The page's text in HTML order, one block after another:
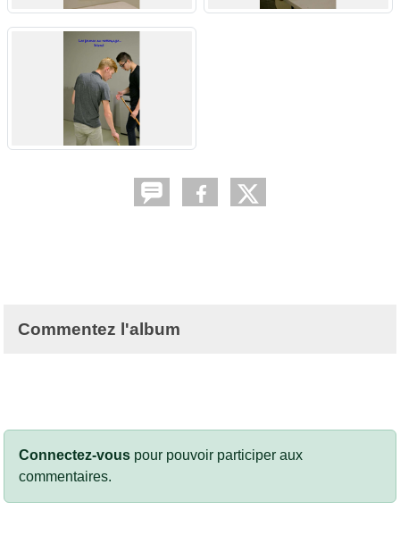
Commentez l'album
Connectez-vous pour pouvoir participer aux
commentaires.